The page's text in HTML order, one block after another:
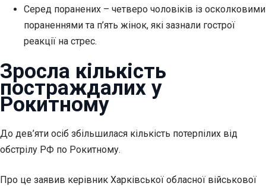
Серед поранених – четверо чоловіків із осколковими
пораненнями та п’ять жінок, які зазнали гострої
реакції на стрес.
Зросла кількість
постраждалих у
Рокитному
До дев’яти осіб збільшилася кількість потерпілих від
обстрілу РФ по Рокитному.
Про це заявив керівник Харківської обласної військової